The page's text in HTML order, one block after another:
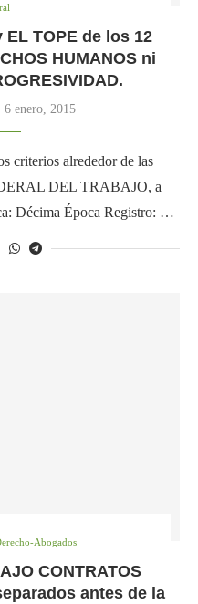
EL TOPE de los 12
HUMANOS ni
6 enero, 2015
criterios alrededor de las
DEL TRABAJO, a
Décima Época Registro: …
Abogados
CONTRATOS
antes de la